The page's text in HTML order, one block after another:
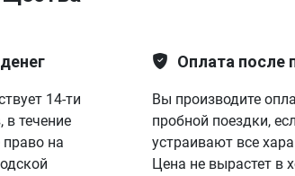
14-ти
в течение
на
Оплата после
Вы производите
пробной поездки,
устраивают все
Цена не вырастет в